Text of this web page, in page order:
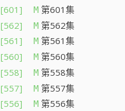
[601] M 第601集
[562] M 第562集
[561] M 第561集
[560] M 第560集
[558] M 第558集
[557] M 第557集
[556] M 第556集